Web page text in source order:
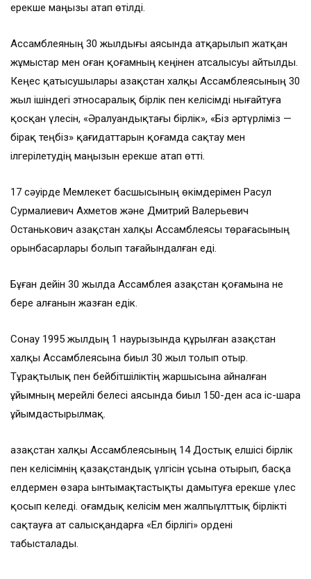
ерекше маңызы атап өтілді.
Ассамблеяның 30 жылдығы аясында атқарылып жатқан
жұмыстар мен оған қоғамның кеңінен атсалысуы айтылды.
Кеңес қатысушылары Қазақстан халқы Ассамблеясының 30
жыл ішіндегі этносаралық бірлік пен келісімді нығайтуға
қосқан үлесін, «Әралуандықтағы бірлік», «Біз әртүрліміз —
бірақ теңбіз» қағидаттарын қоғамда сақтау мен
ілгерілетудің маңызын ерекше атап өтті.
17 сәуірде Мемлекет басшысының өкімдерімен Расул
Сурмалиевич Ахметов және Дмитрий Валерьевич
Останькович Қазақстан халқы Ассамблеясы төрағасының
орынбасарлары болып тағайындалған еді.
Бұған дейін 30 жылда Ассамблея Қазақстан қоғамына не
бере алғанын жазған едік.
Сонау 1995 жылдың 1 наурызында құрылған Қазақстан
халқы Ассамблеясына биыл 30 жыл толып отыр.
Тұрақтылық пен бейбітшіліктің жаршысына айналған
ұйымның мерейлі белесі аясында биыл 150-ден аса іс-шара
ұйымдастырылмақ.
Қазақстан халқы Ассамблеясының 14 Достық елшісі бірлік
пен келісімнің қазақстандық үлгісін ұсына отырып, басқа
елдермен өзара ынтымақтастықты дамытуға ерекше үлес
қосып келеді. Қоғамдық келісім мен жалпыұлттық бірлікті
сақтауға ат салысқандарға «Ел бірлігі» ордені
табысталады.